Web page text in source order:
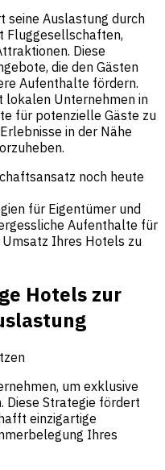
seine Auslastung durch
Fluggesellschaften,
Diese
die den Gästen
Aufenthalte fördern.
lokalen Unternehmen in
für potenzielle Gäste zu
in der Nähe
noch heute
für Eigentümer und
Aufenthalte für
Ihres Hotels zu
Hotels zur
um exklusive
Diese Strategie fördert
einzigartige
Ihres